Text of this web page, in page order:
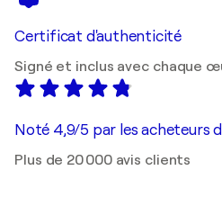
Certificat d'authenticité
Signé et inclus avec chaque
Noté 4,9/5 par les acheteurs
Plus de 20 000 avis clients